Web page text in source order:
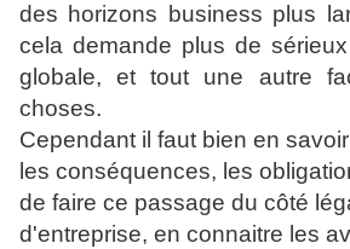
des horizons business plus
cela demande plus de
globale, et tout une autre
choses.
Cependant il faut bien en
les conséquences, les
de faire ce passage du côté
d'entreprise, en connaitre les